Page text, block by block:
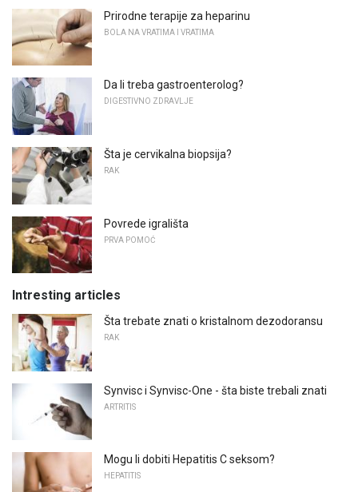
Prirodne terapije za heparinu
BOLA NA VRATIMA I VRATIMA
Da li treba gastroenterolog?
DIGESTIVNO ZDRAVLJE
Šta je cervikalna biopsija?
RAK
Povrede igrališta
PRVA POMOĆ
Intresting articles
Šta trebate znati o kristalnom dezodoransu
RAK
Synvisc i Synvisc-One - šta biste trebali znati
ARTRITIS
Mogu li dobiti Hepatitis C seksom?
HEPATITIS